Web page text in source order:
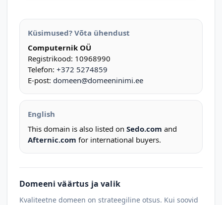
Küsimused? Võta ühendust
Computernik OÜ
Registrikood: 10968990
Telefon: +372 5274859
E-post: domeen@domeeninimi.ee
English
This domain is also listed on Sedo.com and
Afternic.com for international buyers.
Domeeni väärtus ja valik
Kvaliteetne domeen on strateegiline otsus. Kui soovid